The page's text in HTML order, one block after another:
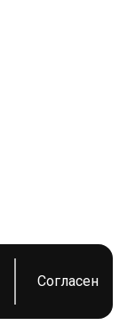
Согласен